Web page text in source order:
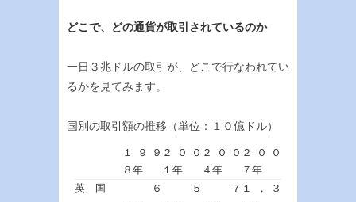
どこで、どの通貨が取引されているのか
一日３兆ドルの取引が、どこで行なわれてい
るかを見てみます。
国別の取引額の推移（単位：１０億ドル）
１９９
８年
２００
１年
２００
４年
２００
７年
英 国
６
５
７ １，３